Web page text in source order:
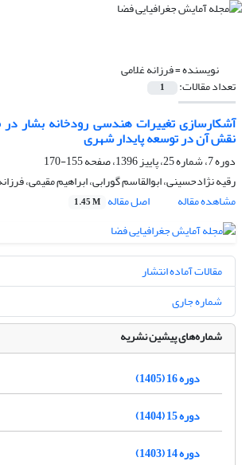
نویسنده =فرزانه غلامی
تعداد مقالات: 1
آشکارسازی تغییرات هندسی رودخانه بشار
نقش آن در توسعه پایدار شهری
دوره 7، شماره 25، پاییز 1396، صفحه
155-170
رقیه نژادحسینی، ابوالقاسم گورابی، ابراهیم مقیمی،
مشاهده مقاله
اصل مقاله 1.45 M
مقالات آماده انتشار
شماره جاری
شماره‌های پیشین نشریه
دوره 16 (1405)
دوره 15 (1404)
دوره 14 (1403)